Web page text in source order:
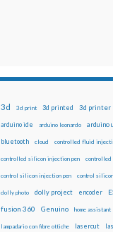
3d 3d print 3d printed 3d printer
arduino ide arduino leonardo arduino
bluetooth cloud controlled fluid
controlled silicon injection pen controlled
control silicon injection pen control
dolly photo dolly project encoder
fusion 360 Genuino home assistant
lampadario con fibre ottiche lasercut